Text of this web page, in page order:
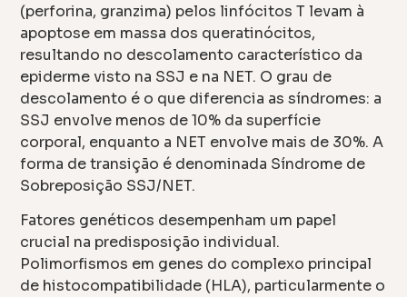
(perforina, granzima) pelos linfócitos T levam à
apoptose em massa dos queratinócitos,
resultando no descolamento característico da
epiderme visto na SSJ e na NET. O grau de
descolamento é o que diferencia as síndromes: a
SSJ envolve menos de 10% da superfície
corporal, enquanto a NET envolve mais de 30%. A
forma de transição é denominada Síndrome de
Sobreposição SSJ/NET.
Fatores genéticos desempenham um papel
crucial na predisposição individual.
Polimorfismos em genes do complexo principal
de histocompatibilidade (HLA), particularmente o